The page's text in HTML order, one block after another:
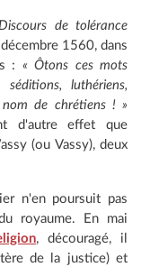
de tolérance
1560, dans
: « Ôtons ces mots
luthériens,
nom de chrétiens ! »
d'autre effet que
(ou Vassy), deux
n'en poursuit pas
royaume. En mai
, découragé, il
de la justice) et